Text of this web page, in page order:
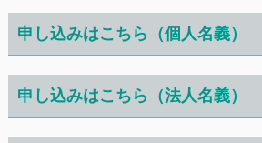
申し込みはこちら（個人名義）
申し込みはこちら（法人名義）